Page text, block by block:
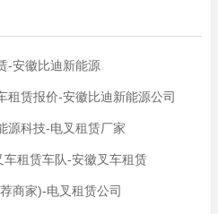
-安徽比迪新能源
租赁报价-安徽比迪新能源公司
源科技-电叉租赁厂家
租赁车队-安徽叉车租赁
商家)-电叉租赁公司